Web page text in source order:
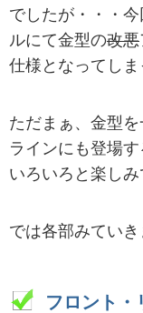
でしたが・・・
ルにて金型の改悪
仕様となってしま
ただまぁ、金型
ラインにも登場
いろいろと楽しみ
では各部みていき
フロント・